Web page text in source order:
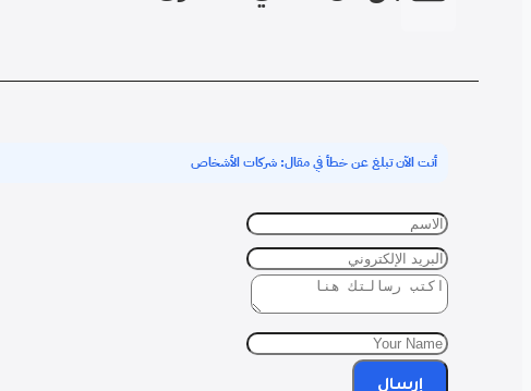
أنت الآن تبلغ عن خطأ في مقال: شركات الأشخاص
إرسال